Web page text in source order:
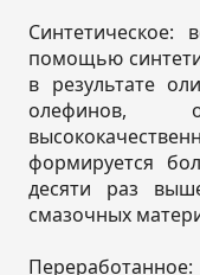
помощью
в результате
олефинов,
формируется
десяти раз
смазочных